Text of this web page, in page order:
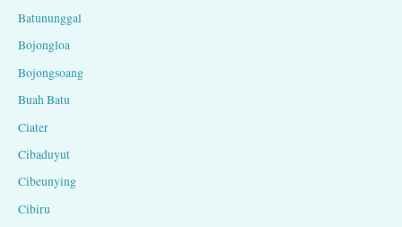
Batununggal
Bojongloa
Bojongsoang
Buah Batu
Ciater
Cibaduyut
Cibeunying
Cibiru